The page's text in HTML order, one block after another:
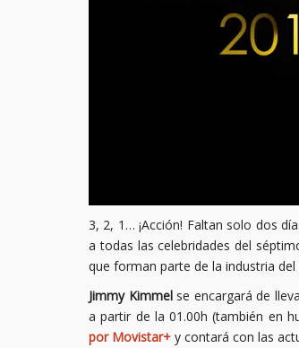
3, 2, 1… ¡Acción! Faltan solo dos
a todas las celebridades del
que forman parte de la industria del
Jimmy Kimmelse encargará de
a partir de la 01.00h (también en
por Movistar+ y contará con las